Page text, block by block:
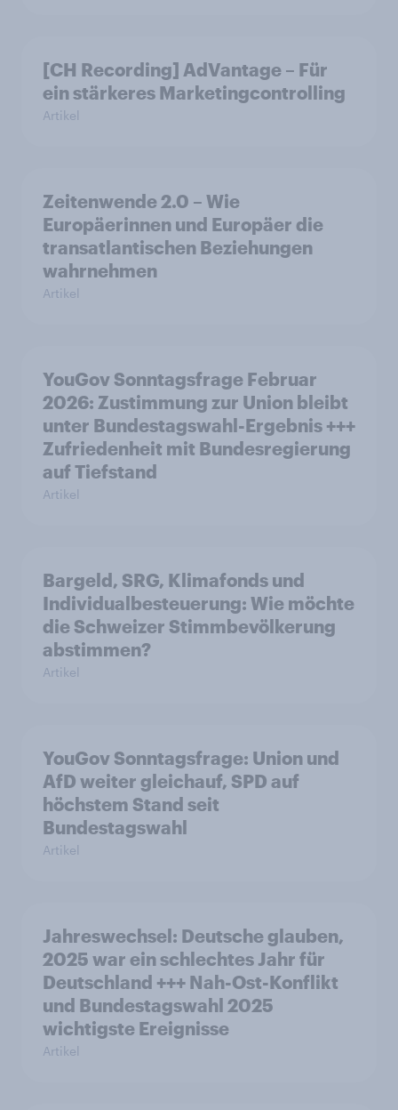
[CH Recording] AdVantage – Für
ein stärkeres Marketingcontrolling
Artikel
Zeitenwende 2.0 – Wie
Europäerinnen und Europäer die
transatlantischen Beziehungen
wahrnehmen
Artikel
YouGov Sonntagsfrage Februar
2026: Zustimmung zur Union bleibt
unter Bundestagswahl-Ergebnis +++
Zufriedenheit mit Bundesregierung
auf Tiefstand
Artikel
Bargeld, SRG, Klimafonds und
Individualbesteuerung: Wie möchte
die Schweizer Stimmbevölkerung
abstimmen?
Artikel
YouGov Sonntagsfrage: Union und
AfD weiter gleichauf, SPD auf
höchstem Stand seit
Bundestagswahl
Artikel
Jahreswechsel: Deutsche glauben,
2025 war ein schlechtes Jahr für
Deutschland +++ Nah-Ost-Konflikt
und Bundestagswahl 2025
wichtigste Ereignisse
Artikel